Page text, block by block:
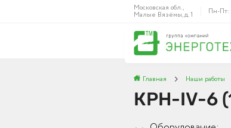
Московская обл.,
Малые Вязёмы, д. 1 Пн-Пт:
Главная Наши работы
КРН-IV-6